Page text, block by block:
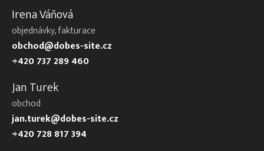
Irena Váňová
objednávky, fakturace
obchod@dobes-site.cz
+420 737 289 460
Jan Turek
obchod
jan.turek@dobes-site.cz
+420 728 817 394